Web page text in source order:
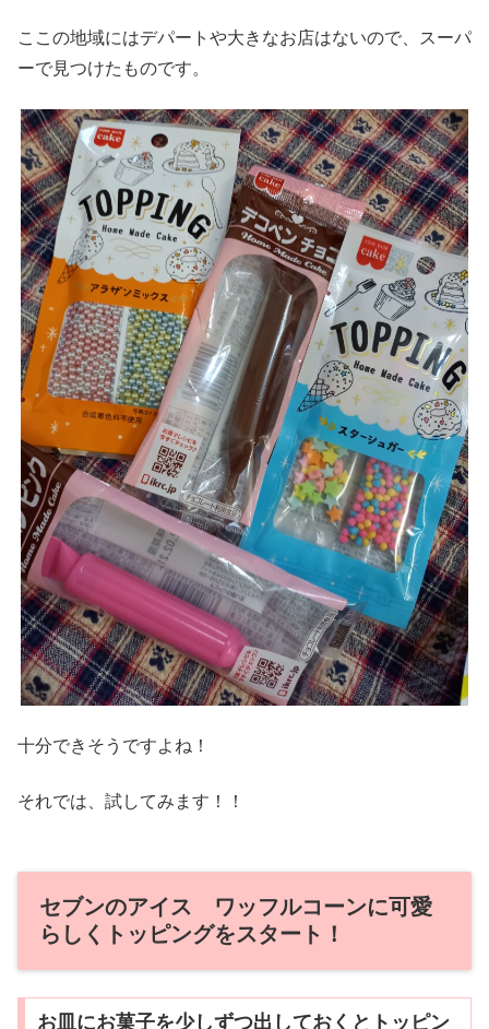
ここの地域にはデパートや大きなお店はないので、スーパ
ーで見つけたものです。
十分できそうですよね！
それでは、試してみます！！
セブンのアイス ワッフルコーンに可愛
らしくトッピングをスタート！
お皿にお菓子を少しずつ出しておくとトッピン